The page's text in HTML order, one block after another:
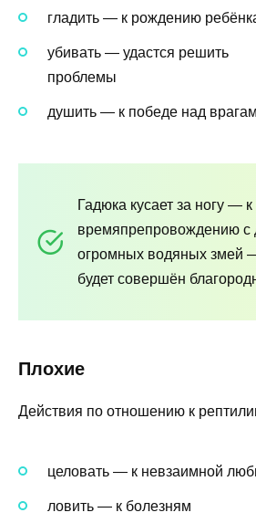
гладить — к рождению
убивать — удастся решить
проблемы
душить — к победе над
Гадюка кусает за ногу —
времяпрепровождению с
огромных водяных змей
будет совершён
Плохие
Действия по отношению к
целовать — к невзаимной
ловить — к болезням